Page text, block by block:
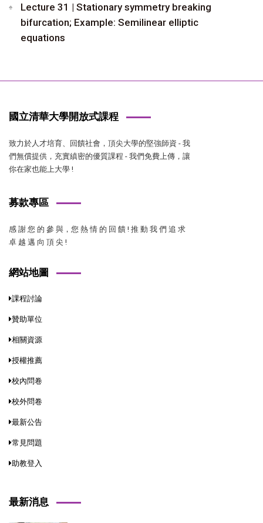
Lecture 31 | Stationary symmetry breaking
bifurcation; Example: Semilinear elliptic
equations
國立清華大學開放式課程
致力於人才培育、回饋社會，頂尖大學的堅強師資 - 我
們無償提供，充實縝密的優質課程 - 我們免費上傳，讓
你在家也能上大學 !
募款專區
感 謝 您 的 參 與，您 熱 情 的 回 饋 ! 推 動 我 們 追 求
卓 越 邁 向 頂 尖 !
網站地圖
課程討論
贊助單位
相關資源
授權推薦
校內問卷
校外問卷
最新公告
常見問題
助教登入
最新消息